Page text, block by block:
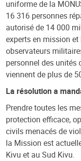
uniforme de la
16 316 personnes
autorisé de 14 000
experts en mission
observateurs
personnel des unités
viennent de plus de
La résolution a
Prendre toutes les
protection efficace,
civils menacés de
la Mission est
Kivu et au Sud Kivu.